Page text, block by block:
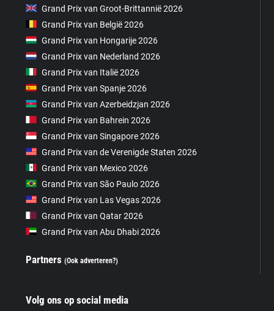
Grand Prix van Groot-Brittannië 2026
Grand Prix van België 2026
Grand Prix van Hongarije 2026
Grand Prix van Nederland 2026
Grand Prix van Italië 2026
Grand Prix van Spanje 2026
Grand Prix van Azerbeidzjan 2026
Grand Prix van Bahrein 2026
Grand Prix van Singapore 2026
Grand Prix van de Verenigde Staten 2026
Grand Prix van Mexico 2026
Grand Prix van São Paulo 2026
Grand Prix van Las Vegas 2026
Grand Prix van Qatar 2026
Grand Prix van Abu Dhabi 2026
Partners(Ook adverteren?)
Volg ons op social media